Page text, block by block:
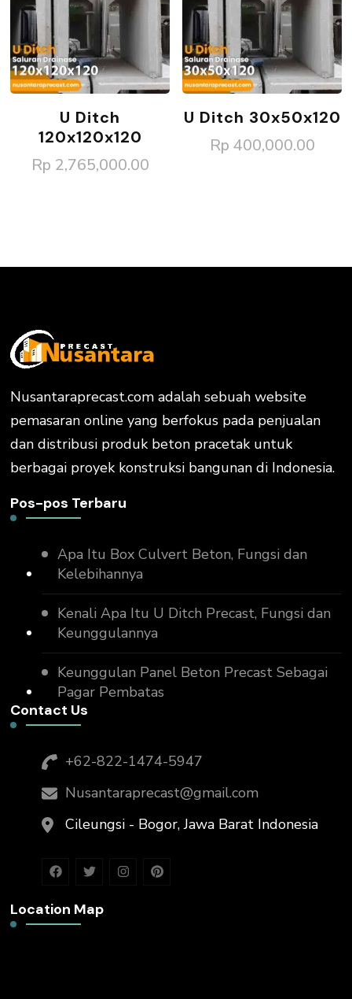
U Ditch
120x120x120
Rp 2,765,000.00
U Ditch 30x50x120
Rp 400,000.00
Nusantaraprecast.com adalah sebuah website
pemasaran online yang berfokus pada penjualan
dan distribusi produk beton pracetak untuk
berbagai proyek konstruksi bangunan di Indonesia.
Pos-pos Terbaru
Apa Itu Box Culvert Beton, Fungsi dan
Kelebihannya
Kenali Apa Itu U Ditch Precast, Fungsi dan
Keunggulannya
Keunggulan Panel Beton Precast Sebagai
Pagar Pembatas
Contact Us
+62-822-1474-5947
Nusantaraprecast@gmail.com
Cileungsi - Bogor, Jawa Barat Indonesia
Location Map